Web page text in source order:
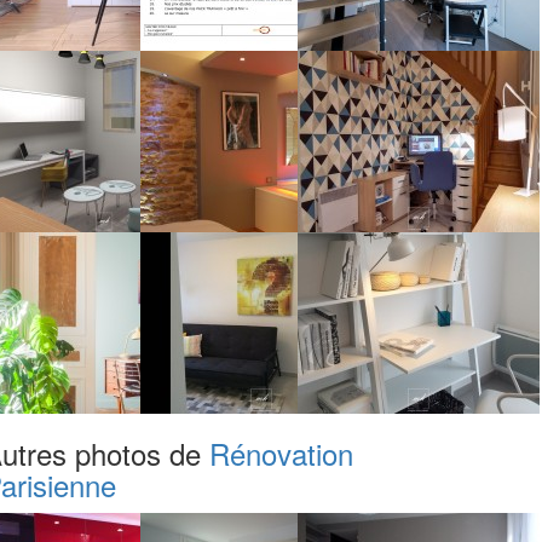
photos de Rénovation